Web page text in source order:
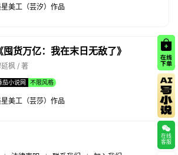
美工（芸汐）作品
囤货万亿：我在末日无敌了》
枫 / 著
茄小说网 不限风格
美工（芸莎）作品
在线
客服